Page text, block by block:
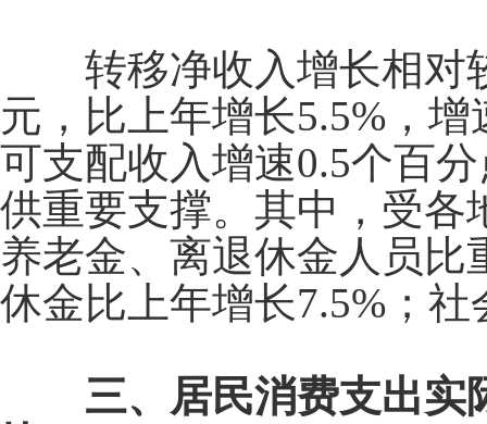
转移净收入增长相对
元，比上年增长5.5% ，
可支配收入增速0.5个百
供重要支撑。其中，受各
养老金、离退休金人员
休金比上年增长7.5% ；
三、居民消费支出实